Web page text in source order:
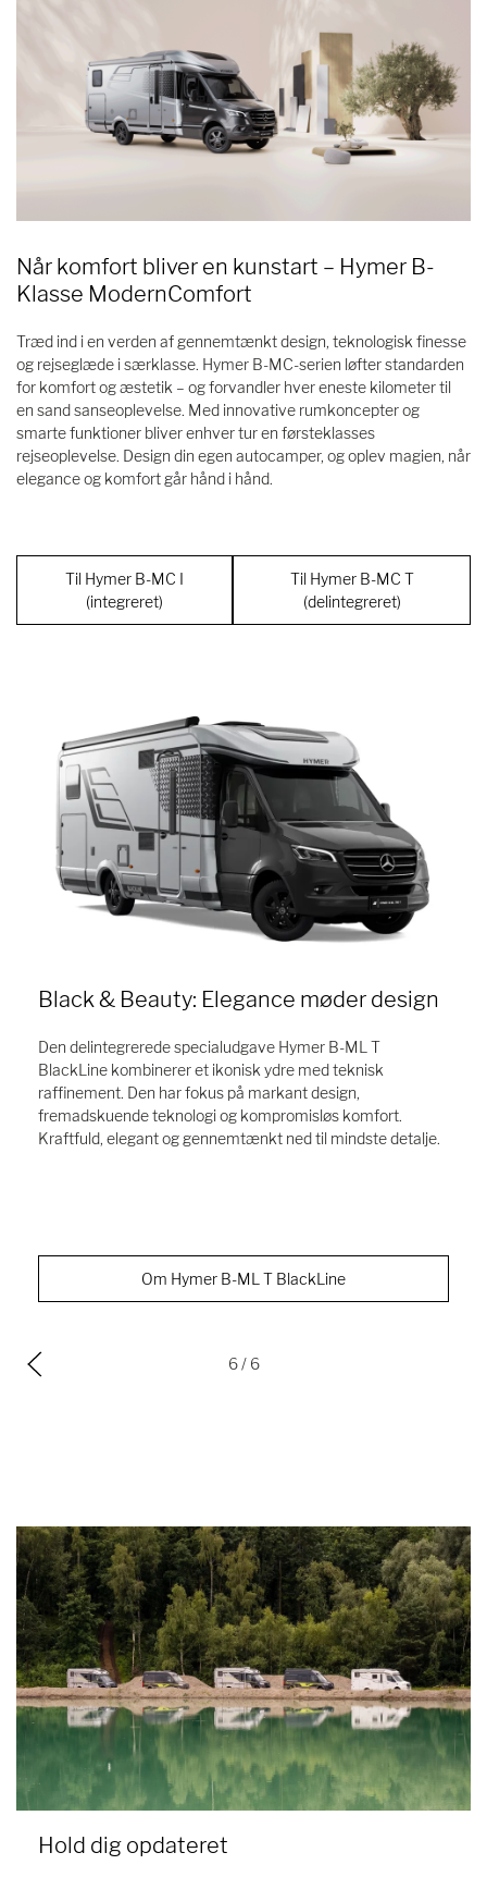
Når komfort bliver en kunstart – Hymer B-
Klasse ModernComfort
Træd ind i en verden af gennemtænkt design, teknologisk finesse
og rejseglæde i særklasse. Hymer B-MC-serien løfter standarden
for komfort og æstetik – og forvandler hver eneste kilometer til
en sand sanseoplevelse. Med innovative rumkoncepter og
smarte funktioner bliver enhver tur en førsteklasses
rejseoplevelse. Design din egen autocamper, og oplev magien, når
elegance og komfort går hånd i hånd.
Til Hymer B-MC I
(integreret)
Til Hymer B-MC T
(delintegreret)
Black & Beauty: Elegance møder design
Den delintegrerede specialudgave Hymer B-ML T
BlackLine kombinerer et ikonisk ydre med teknisk
raffinement. Den har fokus på markant design,
fremadskuende teknologi og kompromisløs komfort.
Kraftfuld, elegant og gennemtænkt ned til mindste detalje.
Om Hymer B-ML T BlackLine
6/ 6
Hold dig opdateret